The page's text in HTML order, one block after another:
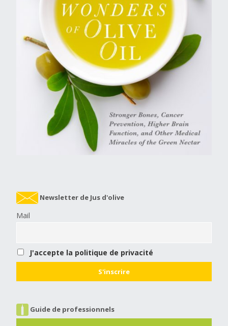
Newsletter de Jus d'olive
Mail
J'accepte la politique de privacité
Guide de professionnels